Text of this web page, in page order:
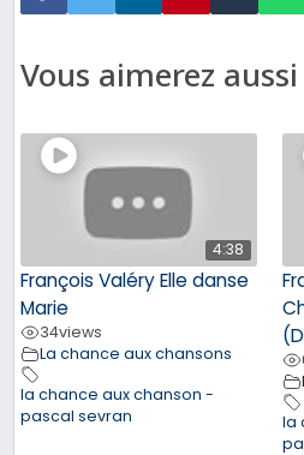
Vous aimerez aussi
4:38
François Valéry Elle danse
Marie
34views
La chance aux chansons
la chance aux chanson -
pascal sevran
la